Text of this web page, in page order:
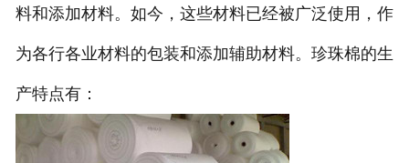
资质荣誉
公司风采
料和添加材料。如今，这些材料已经被广泛使用，作
为各行各业材料的包装和添加辅助材料。珍珠棉的生
产特点有：